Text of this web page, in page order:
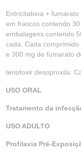
Entricitabina +
em frascos contendo
embalagens contendo
cada. Cada
e 300 mg de fumarato
tenofovir desoproxila.
USO ORAL
Tratamento da
USO ADULTO
Profilaxia Pré-